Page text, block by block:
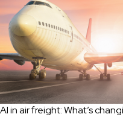
AI in air freight: What’s